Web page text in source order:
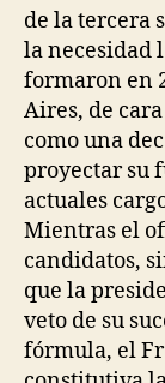
de la tercera
la necesidad
formaron en
Aires, de
como una
proyectar su
actuales
Mientras el
candidatos,
que la
veto de su
fórmula, el